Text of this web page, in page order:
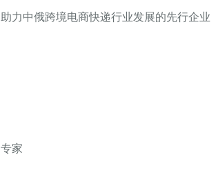
力中俄跨境电商快递行业发展的先行企业
家